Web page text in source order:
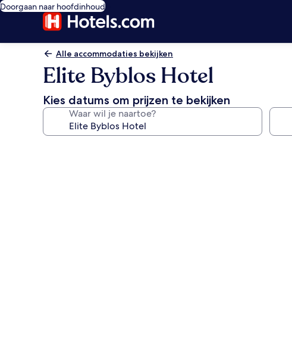
Doorgaan naar hoofdinhoud
Alle accommodaties bekijken
Elite Byblos Hotel
Kies datums om prijzen te bekijken
Waar wil je naartoe?